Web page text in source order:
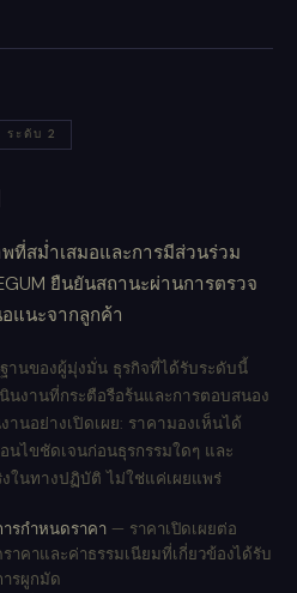
ระดับ 2
ที่สม่ำเสมอและการมีส่วนร่วม
ยืนยันสถานะผ่านการตรวจ
แนะจากลูกค้า
านของผู้มุ่งมั่น ธุรกิจที่ได้รับระดับนี้
นงานที่กระตือรือร้นและการตอบสนอง
นอย่างเปิดเผย: ราคามองเห็นได้
นไขชัดเจนก่อนธุรกรรมใดๆ และ
ในทางปฏิบัติ ไม่ใช่แค่เผยแพร่
รกำหนดราคา — ราคาเปิดเผยต่อ
าคาและค่าธรรมเนียมที่เกี่ยวข้องได้รับ
รผูกมัด